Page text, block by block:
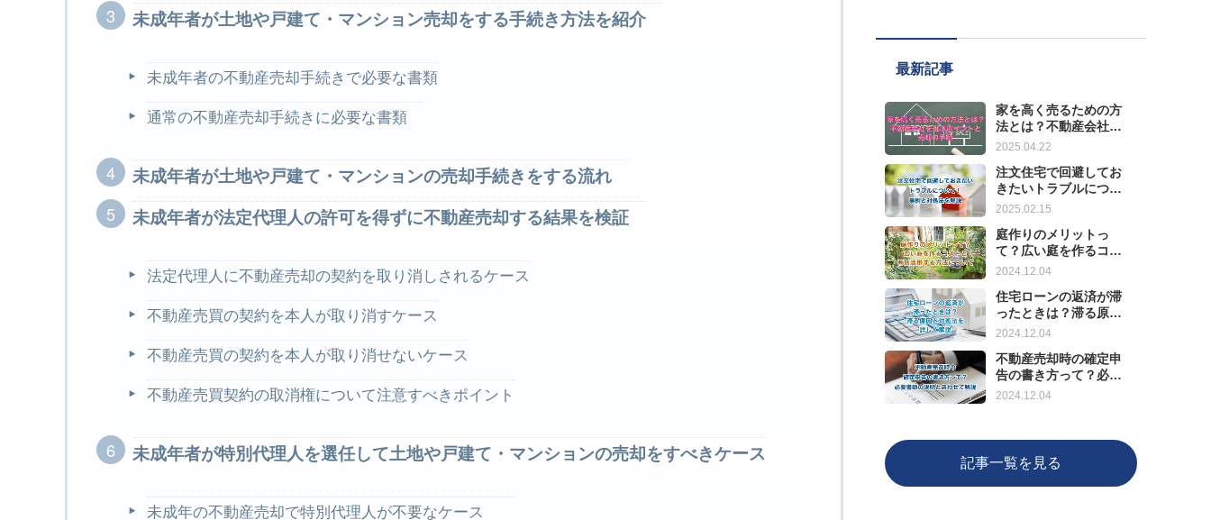
未成年者が土地や戸建て・マンション売却をする手続き方法を紹介
未成年者の不動産売却手続きで必要な書類
通常の不動産売却手続きに必要な書類
未成年者が土地や戸建て・マンションの売却手続きをする流れ
未成年者が法定代理人の許可を得ずに不動産売却する結果を検証
法定代理人に不動産売却の契約を取り消しされるケース
不動産売買の契約を本人が取り消すケース
不動産売買の契約を本人が取り消せないケース
不動産売買契約の取消権について注意すべきポイント
未成年者が特別代理人を選任して土地や戸建て・マンションの売却をすべきケース
未成年の不動産売却で特別代理人が不要なケース
最新記事
家を高く売るための方
法とは？不動産会社を
選ぶポイントと売却の
2025.04.22
注文住宅で回避してお
きたいトラブルについ
て！事例と対処法を解
2025.02.15
庭作りのメリットっ
て？広い庭を作るコス
トと有効活用する方法
2024.12.04
住宅ローンの返済が滞
ったときは？滞る原因
と対処法を詳しく解説
2024.12.04
不動産売却時の確定申
告の書き方って？必要
書類の説明とあわせて
2024.12.04
記事一覧を見る